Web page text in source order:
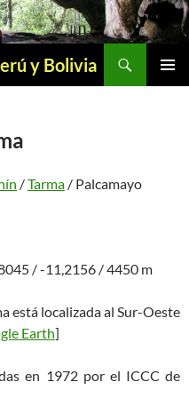
y Bolivia
/Tarma / Palcamayo
/ -11,2156 / 4450 m
está localizada al Sur-Oeste
Earth]
en 1972 por el ICCC de